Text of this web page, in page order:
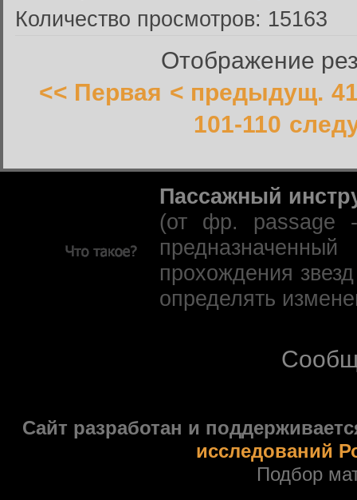
Количество просмотров: 15163
Отображение
<< Первая < предыдущ.
101-110
Пассажный
(от фр. passage -
прохождения
определять
Сайт разработан и
исследований
Подбор